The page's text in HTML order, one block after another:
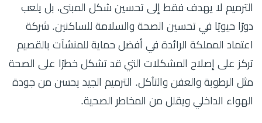
الترميم لا يهدف فقط إلى تحسين شكل المبنى، بل يلعب
دورًا حيويًا في تحسين الصحة والسلامة للساكنين. شركة
اعتماد المملكة الرائدة في أفضل حماية للمنشآت بالقصيم
تركز على إصلاح المشكلات التي قد تشكل خطرًا على الصحة
مثل الرطوبة والعفن والتآكل. الترميم الجيد يحسن من جودة
الهواء الداخلي ويقلل من المخاطر الصحية.